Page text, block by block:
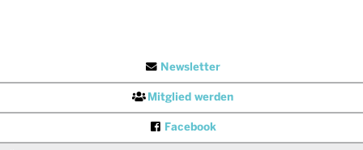
Newsletter
Mitglied werden
Facebook